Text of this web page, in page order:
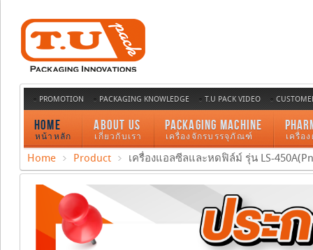
PROMOTION PACKAGING KNOWLEDGE T.U PACK VIDEO
HOME
หน้าหลัก
ABOUT US
เกี่ยวกับเรา
PACKAGING MACHINE
เครื่องจักรบรรจุภัณฑ์ เครื่อ
Home Product เครื่องแอลซีลและหดฟิล์ม์ รุ่น LS-